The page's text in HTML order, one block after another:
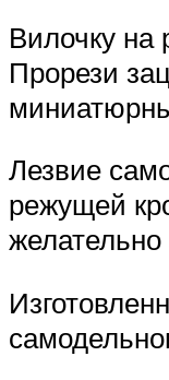
Вилочку на
Прорези
Лезвие
режущей
желательно